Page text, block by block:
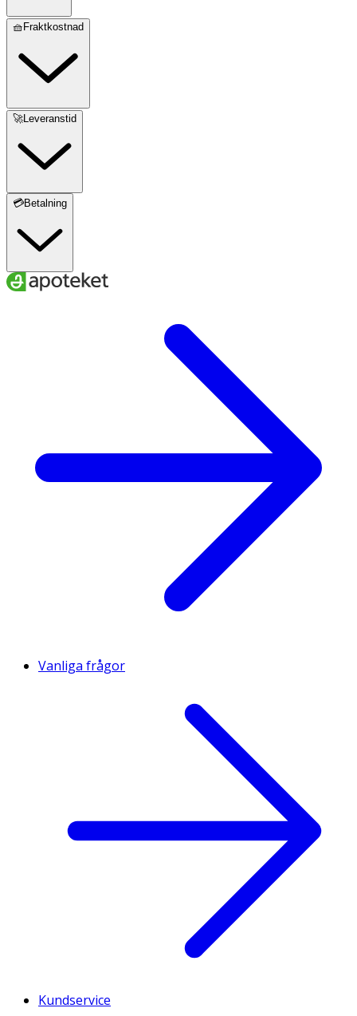
🧺Fraktkostnad
🚀Leveranstid
💳Betalning
Vanliga frågor
Kundservice